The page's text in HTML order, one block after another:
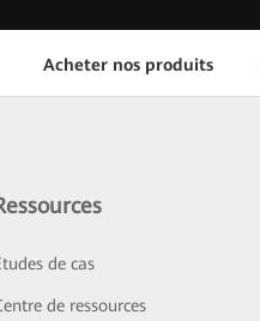
Acheter nos produits
de cas
de ressources